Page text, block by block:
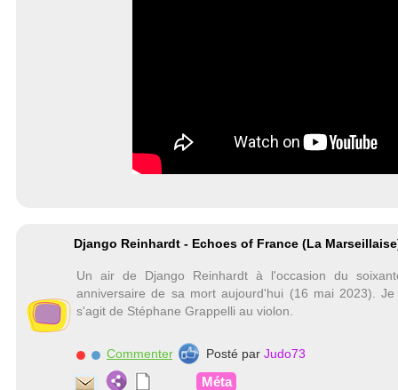
Django Reinhardt - Echoes of France (La
Un air de Django Reinhardt à l'occasion du
anniversaire de sa mort aujourd'hui (16 mai 2023).
s'agit de Stéphane Grappelli au violon.
Commenter Posté par Judo73
Méta